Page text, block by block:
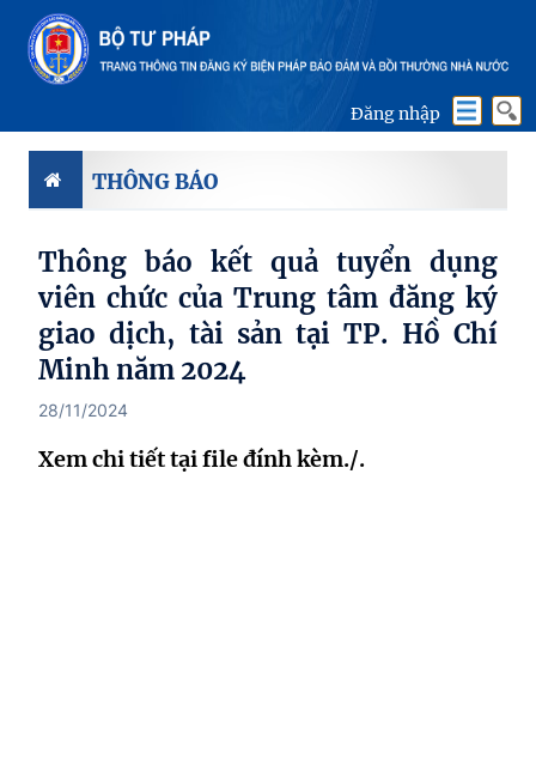
Đăng nhập
THÔNG BÁO
Thông báo kết quả tuyển dụng
viên chức của Trung tâm đăng ký
giao dịch, tài sản tại TP. Hồ Chí
Minh năm 2024
28/11/2024
Xem chi tiết tại file đính kèm./.